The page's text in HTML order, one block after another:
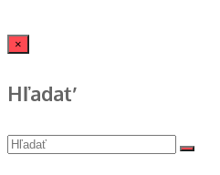
×
Hľadať